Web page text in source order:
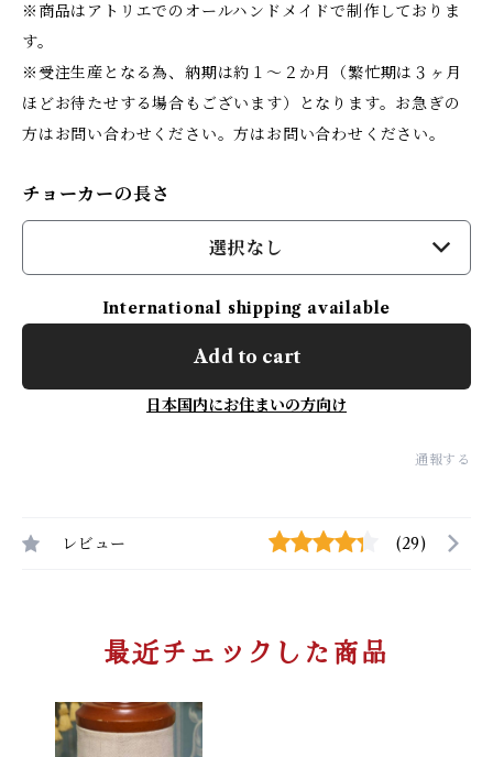
※商品はアトリエでのオールハンドメイドで制作しておりま
す。
※受注生産となる為、納期は約１～２か月（繁忙期は３ヶ月
ほどお待たせする場合もございます）となります。お急ぎの
方はお問い合わせください。方はお問い合わせください。
チョーカーの長さ
選択なし
International shipping available
Add to cart
日本国内にお住まいの方向け
通報する
レビュー (29)
最近チェックした商品